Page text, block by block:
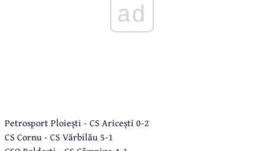
ad
Petrosport Ploiești - CS Aricești 0-2
CS Cornu - CS Vărbilău 5-1